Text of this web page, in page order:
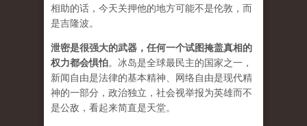
相助的话，今天关押他的地方可能不是伦敦，而
是吉隆波。
泄密是很强大的武器，任何一个试图掩盖真相的
权力都会惧怕。 冰岛是全球最民主的国家之一，
新闻自由是法律的基本精神、网络自由是现代精
神的一部分，政治独立，社会视举报为英雄而不
是公敌，看起来简直是天堂。